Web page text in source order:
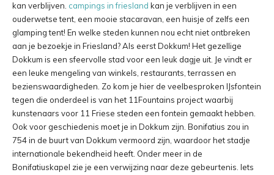
kan verblijven. campings in friesland kan je verblijven in een
ouderwetse tent, een mooie stacaravan, een huisje of zelfs een
glamping tent! En welke steden kunnen nou echt niet ontbreken
aan je bezoekje in Friesland? Als eerst Dokkum! Het gezellige
Dokkum is een sfeervolle stad voor een leuk dagje uit. Je vindt er
een leuke mengeling van winkels, restaurants, terrassen en
bezienswaardigheden. Zo kom je hier de veelbesproken IJsfontein
tegen die onderdeel is van het 11Fountains project waarbij
kunstenaars voor 11 Friese steden een fontein gemaakt hebben.
Ook voor geschiedenis moet je in Dokkum zijn. Bonifatius zou in
754 in de buurt van Dokkum vermoord zijn, waardoor het stadje
internationale bekendheid heeft. Onder meer in de
Bonifatiuskapel zie je een verwijzing naar deze gebeurtenis. Iets